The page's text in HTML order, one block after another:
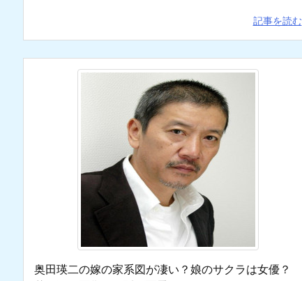
記事を読む
奥田瑛二の嫁の家系図が凄い？娘のサクラは女優？